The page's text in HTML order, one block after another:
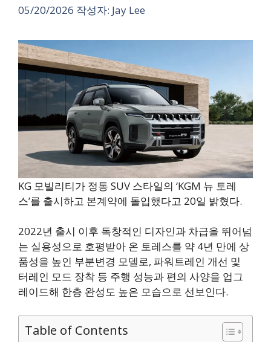
05/20/2026 작성자: Jay Lee
KG 모빌리티가 정통 SUV 스타일의 ‘KGM 뉴 토레
스’를 출시하고 본계약에 돌입했다고 20일 밝혔다.
2022년 출시 이후 독창적인 디자인과 차급을 뛰어넘
는 실용성으로 호평받아 온 토레스를 약 4년 만에 상
품성을 높인 부분변경 모델로, 파워트레인 개선 및
터레인 모드 장착 등 주행 성능과 편의 사양을 업그
레이드해 한층 완성도 높은 모습으로 선보인다.
Table of Contents